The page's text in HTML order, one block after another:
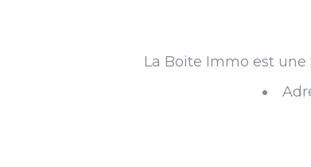
La Boite Immo est une